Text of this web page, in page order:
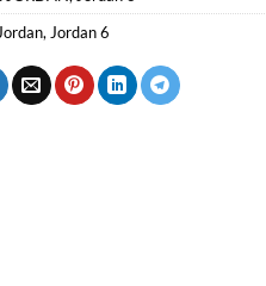
JORDAN,Jordan 6
Jordan 6